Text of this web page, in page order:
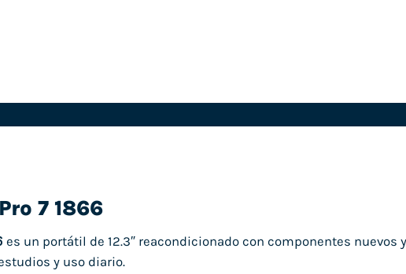
7 1866
es un portátil de 12.3″ reacondicionado con componentes nuevos
y uso diario.